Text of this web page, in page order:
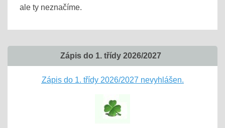
ale ty neznačíme.
Zápis do 1. třídy 2026/2027
Zápis do 1. třídy 2026/2027 nevyhlášen.